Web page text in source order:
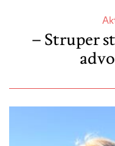
– Struper